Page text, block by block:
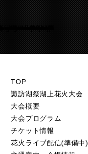
Warning/home/suwakohanabi/suwako-hanabi.com/public_html/test.suwako-hanabi.com/wp-content/themes/suwako-hanabi_2018/footer.php105
TOP
諏訪湖祭湖上花火大会
大会概要
大会プログラム
チケット情報
花火ライブ配信(準備中)